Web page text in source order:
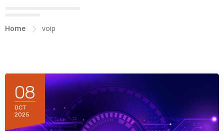
Home voip
08
OCT
2025